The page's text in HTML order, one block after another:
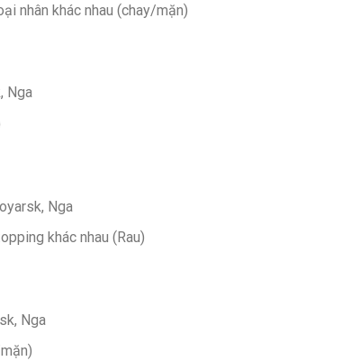
nhân khác nhau (chay/mặn)
Nga
Nga
khác nhau (Rau)
Nga